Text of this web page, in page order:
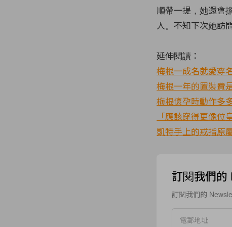
順帶一提，她還會
人。不知下次她訪
延伸閱讀：
梅根一成名就愛穿
梅根一年的置裝費
梅根懷孕時動作多
「應該穿得更像
凱特手上的戒指原
訂閱我們的
訂閱我們的